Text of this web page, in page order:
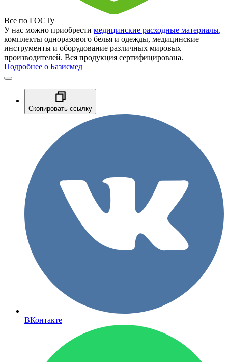
Все по ГОСТу
У нас можно приобрести медицинские расходные материалы,
комплекты одноразового белья и одежды, медицинские
инструменты и оборудование различных мировых
производителей. Вся продукция сертифицирована.
Подробнее о Базисмед
Скопировать ссылку
ВКонтакте